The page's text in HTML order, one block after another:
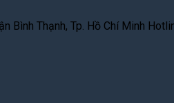
Bình Thạnh, Tp. Hồ Chí Minh